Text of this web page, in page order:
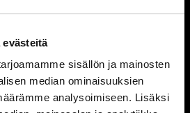
evästeitä
sisällön ja mainosten
median ominaisuuksien
analysoimiseen. Lisäksi